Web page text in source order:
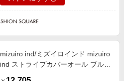
mizuiro ind/ミズイロインド mizuiro
ind ストライプカバーオール ブルー